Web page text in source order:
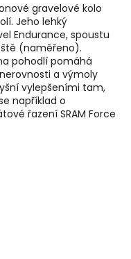
gravelové kolo
Jeho lehký
Endurance, spoustu
(naměřeno).
pohodlí pomáhá
a výmoly
vylepšeními tam,
například o
řazení SRAM Force